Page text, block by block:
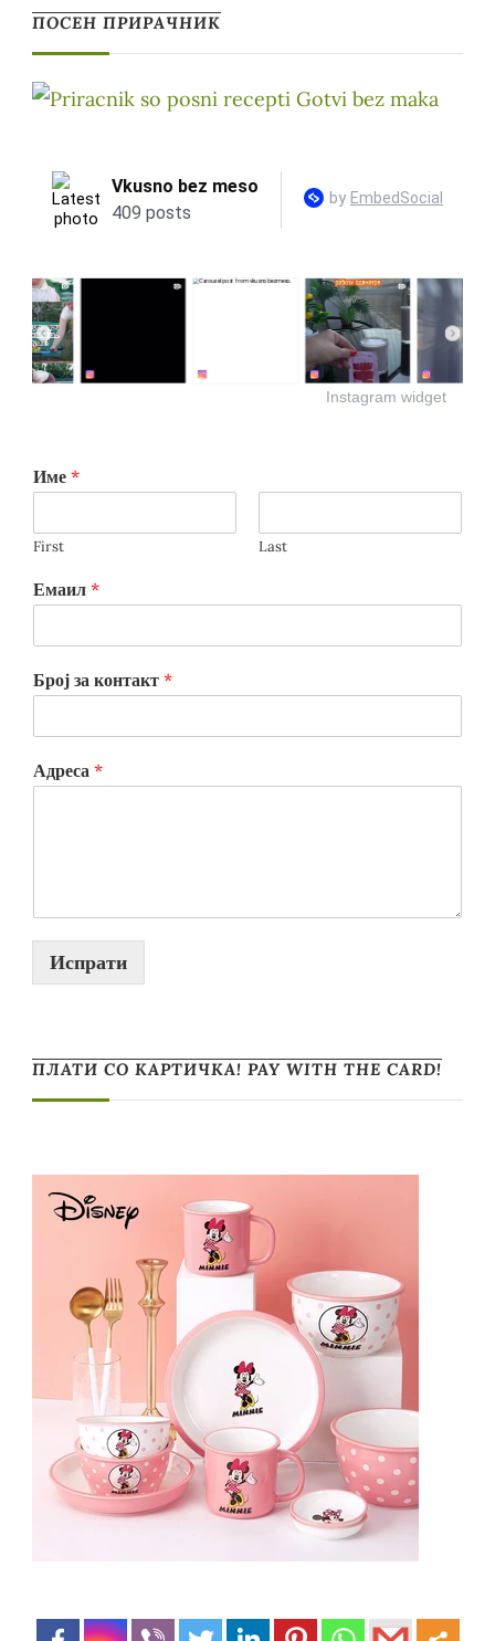
ПОСЕН ПРИРАЧНИК
Instagram widget
Име *
First Last
Емаил *
Број за контакт *
Адреса *
Испрати
ПЛАТИ СО КАРТИЧКА! PAY WITH THE CARD!